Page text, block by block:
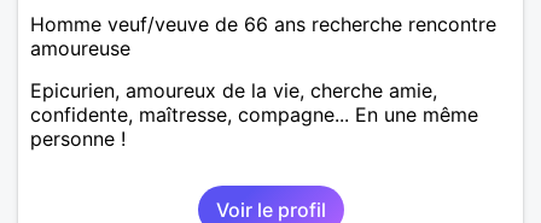
Homme veuf/veuve de 66 ans recherche rencontre
amoureuse
Epicurien, amoureux de la vie, cherche amie,
confidente, maîtresse, compagne... En une même
personne !
Voir le profil